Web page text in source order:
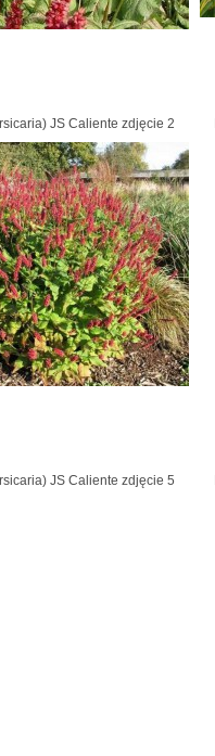
JS Caliente zdjęcie 2
JS Caliente zdjęcie 5